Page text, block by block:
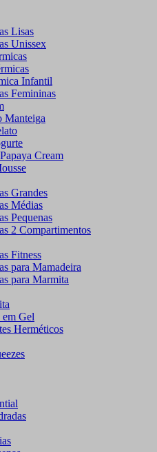
Lisas
Unissex
Infantil
Femininas
Manteiga
Cream
Grandes
Médias
Pequenas
2 Compartimentos
Fitness
para Mamadeira
para Marmita
Gel
Herméticos